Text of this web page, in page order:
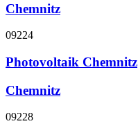
Chemnitz
09224
Photovoltaik Chemnitz
Chemnitz
09228